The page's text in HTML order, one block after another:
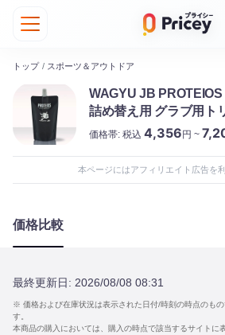
トップ / スポーツ＆アウトドア
WAGYU JB
詰め替え用 グラブ用ト
300ml
価格帯: 税込 4,356円 ~
本ページにはアフィリエイト広告を
価格比較
最終更新日: 2026/08/08 08:31
※ 価格および在庫状況は表示された日付/時刻の時点のも
す。
本商品の購入においては、購入の時点で該当するサイトに